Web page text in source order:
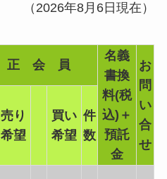
（2026年8月6日現在）
正 会 員
名義
書換
料(税
込)＋
預託
金
お
問
い
合
せ
売り
希望
買い
希望
件
数